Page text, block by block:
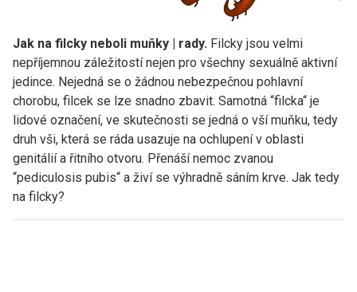
Jak na filcky neboli muňky | rady. Filcky jsou velmi
nepříjemnou záležitostí nejen pro všechny sexuálně aktivní
jedince. Nejedná se o žádnou nebezpečnou pohlavní
chorobu, filcek se lze snadno zbavit. Samotná “filcka“ je
lidové označení, ve skutečnosti se jedná o vší muňku, tedy
druh vši, která se ráda usazuje na ochlupení v oblasti
genitálií a řitního otvoru. Přenáší nemoc zvanou
“pediculosis pubis“ a živí se výhradně sáním krve. Jak tedy
na filcky?